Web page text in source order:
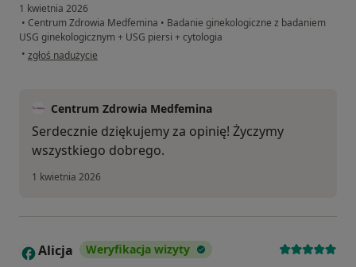
1 kwietnia 2026
• Centrum Zdrowia Medfemina • Badanie ginekologiczne z badaniem
USG ginekologicznym + USG piersi + cytologia
• w opinii użytkownika Magdalena
zgłoś nadużycie
Centrum Zdrowia Medfemina
Serdecznie dziękujemy za opinię! Życzymy
wszystkiego dobrego.
1 kwietnia 2026
A Alicja Weryfikacja wizyty